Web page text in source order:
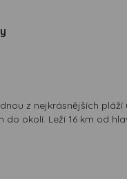
z nejkrásnějších
do okolí. Leží 16 km od